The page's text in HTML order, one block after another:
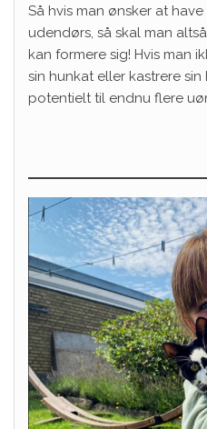
Så hvis man ønsker at
udendørs, så skal man
kan formere sig! Hvis man
sin hunkat eller kastrere
potentielt til endnu flere